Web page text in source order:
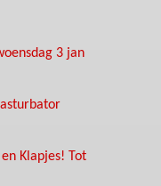
3 jan
Klapjes! Tot